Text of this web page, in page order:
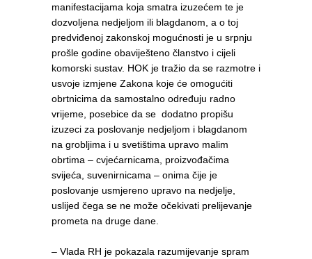
manifestacijama koja smatra izuzećem te je
dozvoljena nedjeljom ili blagdanom, a o toj
predviđenoj zakonskoj mogućnosti je u srpnju
prošle godine obaviješteno članstvo i cijeli
komorski sustav. HOK je tražio da se razmotre i
usvoje izmjene Zakona koje će omogućiti
obrtnicima da samostalno određuju radno
vrijeme, posebice da se dodatno propišu
izuzeci za poslovanje nedjeljom i blagdanom
na grobljima i u svetištima upravo malim
obrtima – cvjećarnicama, proizvođačima
svijeća, suvenirnicama – onima čije je
poslovanje usmjereno upravo na nedjelje,
uslijed čega se ne može očekivati prelijevanje
prometa na druge dane.
– Vlada RH je pokazala razumijevanje spram